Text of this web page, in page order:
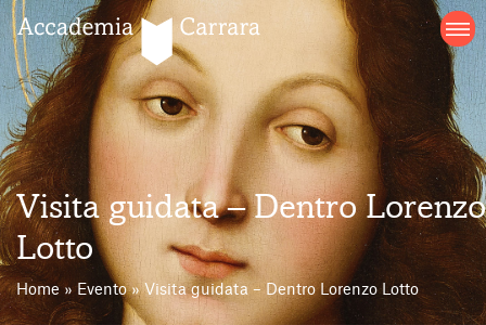
Salta
al
contenuto
Visita guidata – Dentro Lorenzo
Lotto
Home» Evento»Visita guidata – Dentro Lorenzo Lotto